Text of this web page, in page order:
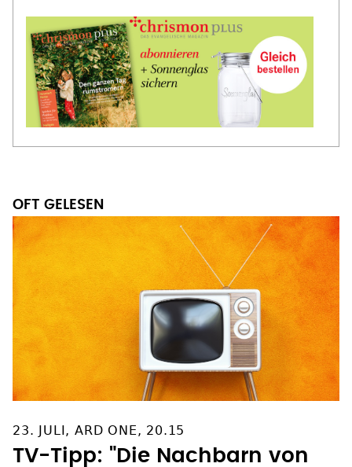
OFT GELESEN
23. JULI, ARD ONE, 20.15
TV-Tipp: "Die Nachbarn von